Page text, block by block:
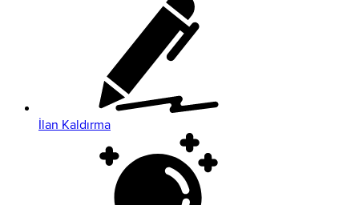
İlan Kaldırma